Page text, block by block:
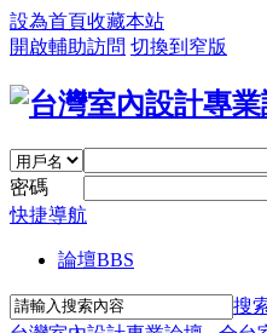
設為首頁收藏本站
開啟輔助訪問 切換到窄版
密碼
快捷導航
論壇BBS
搜